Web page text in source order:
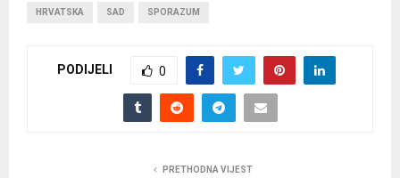
HRVATSKA SAD SPORAZUM
PODIJELI 0
PRETHODNA VIJEST